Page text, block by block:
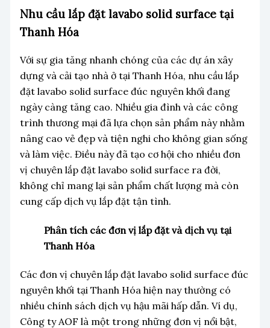
Nhu cầu lắp đặt lavabo solid surface tại
Thanh Hóa
Với sự gia tăng nhanh chóng của các dự án xây
dựng và cải tạo nhà ở tại Thanh Hóa, nhu cầu lắp
đặt lavabo solid surface đúc nguyên khối đang
ngày càng tăng cao. Nhiều gia đình và các công
trình thương mại đã lựa chọn sản phẩm này nhằm
nâng cao vẻ đẹp và tiện nghi cho không gian sống
và làm việc. Điều này đã tạo cơ hội cho nhiều đơn
vị chuyên lắp đặt lavabo solid surface ra đời,
không chỉ mang lại sản phẩm chất lượng mà còn
cung cấp dịch vụ lắp đặt tận tình.
Phân tích các đơn vị lắp đặt và dịch vụ tại
Thanh Hóa
Các đơn vị chuyên lắp đặt lavabo solid surface đúc
nguyên khối tại Thanh Hóa hiện nay thường có
nhiều chính sách dịch vụ hậu mãi hấp dẫn. Ví dụ,
Công ty AOF là một trong những đơn vị nổi bật,